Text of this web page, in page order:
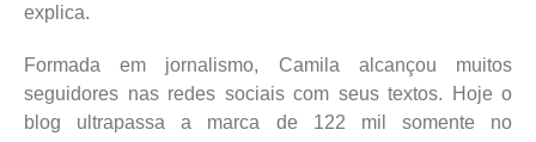
explica.
Formada em jornalismo, Camila alcançou muitos
seguidores nas redes sociais com seus textos. Hoje o
blog ultrapassa a marca de 122 mil somente no